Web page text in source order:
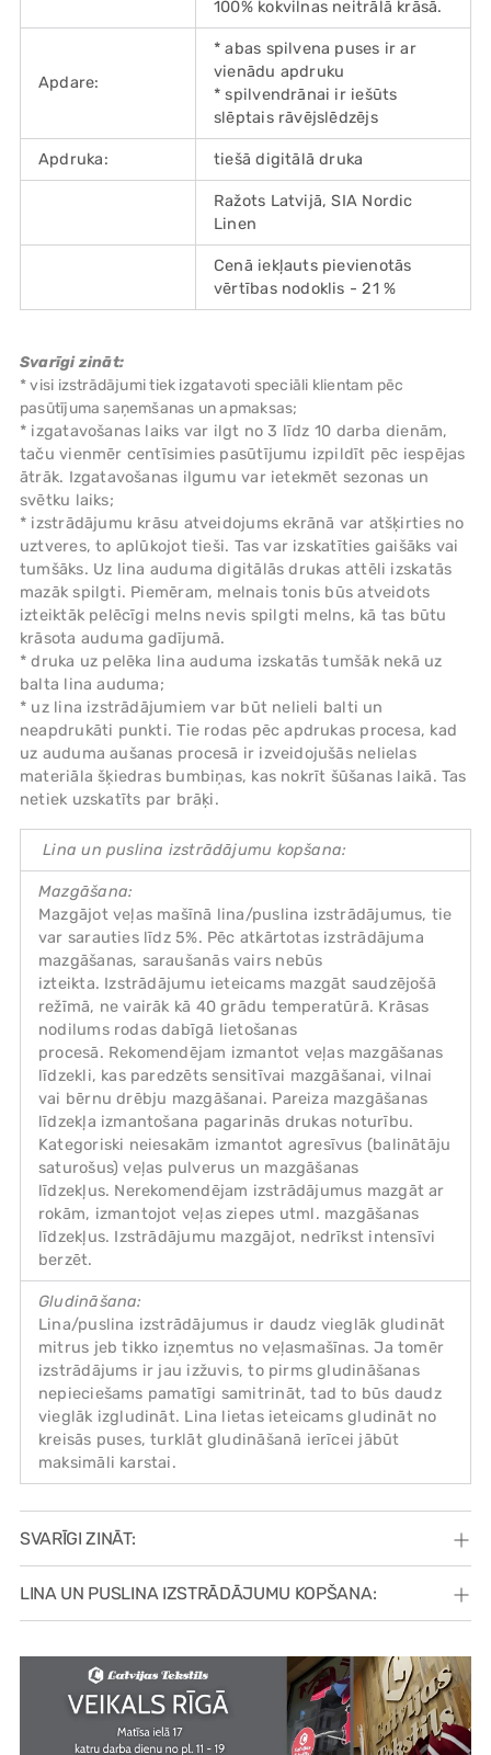
100% kokvilnas neitrālā krāsā.
Apdare:
* abas spilvena puses ir ar
vienādu apdruku
* spilvendrānai ir iešūts
slēptais rāvējslēdzējs
Apdruka: tiešā digitālā druka
Ražots Latvijā, SIA Nordic
Linen
Cenā iekļauts pievienotās
vērtības nodoklis - 21 %
Svarīgi zināt:
* visi izstrādājumi tiek izgatavoti speciāli klientam pēc
pasūtījuma saņemšanas un apmaksas;
* izgatavošanas laiks var ilgt no 3 līdz 10 darba dienām,
taču vienmēr centīsimies pasūtījumu izpildīt pēc iespējas
ātrāk. Izgatavošanas ilgumu var ietekmēt sezonas un
svētku laiks;
* izstrādājumu krāsu atveidojums ekrānā var atšķirties no
uztveres, to aplūkojot tieši. Tas var izskatīties gaišāks vai
tumšāks. Uz lina auduma digitālās drukas attēli izskatās
mazāk spilgti. Piemēram, melnais tonis būs atveidots
izteiktāk pelēcīgi melns nevis spilgti melns, kā tas būtu
krāsota auduma gadījumā.
* druka uz pelēka lina auduma izskatās tumšāk nekā uz
balta lina auduma;
* uz lina izstrādājumiem var būt nelieli balti un
neapdrukāti punkti. Tie rodas pēc apdrukas procesa, kad
uz auduma aušanas procesā ir izveidojušās nelielas
materiāla šķiedras bumbiņas, kas nokrīt šūšanas laikā. Tas
netiek uzskatīts par brāķi.
Lina un puslina izstrādājumu kopšana:
Mazgāšana:
Mazgājot veļas mašīnā lina/puslina izstrādājumus, tie
var sarauties līdz 5%. Pēc atkārtotas izstrādājuma
mazgāšanas, saraušanās vairs nebūs
izteikta. Izstrādājumu ieteicams mazgāt saudzējošā
režīmā, ne vairāk kā 40 grādu temperatūrā. Krāsas
nodilums rodas dabīgā lietošanas
procesā. Rekomendējam izmantot veļas mazgāšanas
līdzekli, kas paredzēts sensitīvai mazgāšanai, vilnai
vai bērnu drēbju mazgāšanai. Pareiza mazgāšanas
līdzekļa izmantošana pagarinās drukas noturību.
Kategoriski neiesakām izmantot agresīvus (balinātāju
saturošus) veļas pulverus un mazgāšanas
līdzekļus. Nerekomendējam izstrādājumus mazgāt ar
rokām, izmantojot veļas ziepes utml. mazgāšanas
līdzekļus. Izstrādājumu mazgājot, nedrīkst intensīvi
berzēt.
Gludināšana:
Lina/puslina izstrādājumus ir daudz vieglāk gludināt
mitrus jeb tikko izņemtus no veļasmašīnas. Ja tomēr
izstrādājums ir jau izžuvis, to pirms gludināšanas
nepieciešams pamatīgi samitrināt, tad to būs daudz
vieglāk izgludināt. Lina lietas ieteicams gludināt no
kreisās puses, turklāt gludināšanā ierīcei jābūt
maksimāli karstai.
SVARĪGI ZINĀT:
LINA UN PUSLINA IZSTRĀDĀJUMU KOPŠANA: